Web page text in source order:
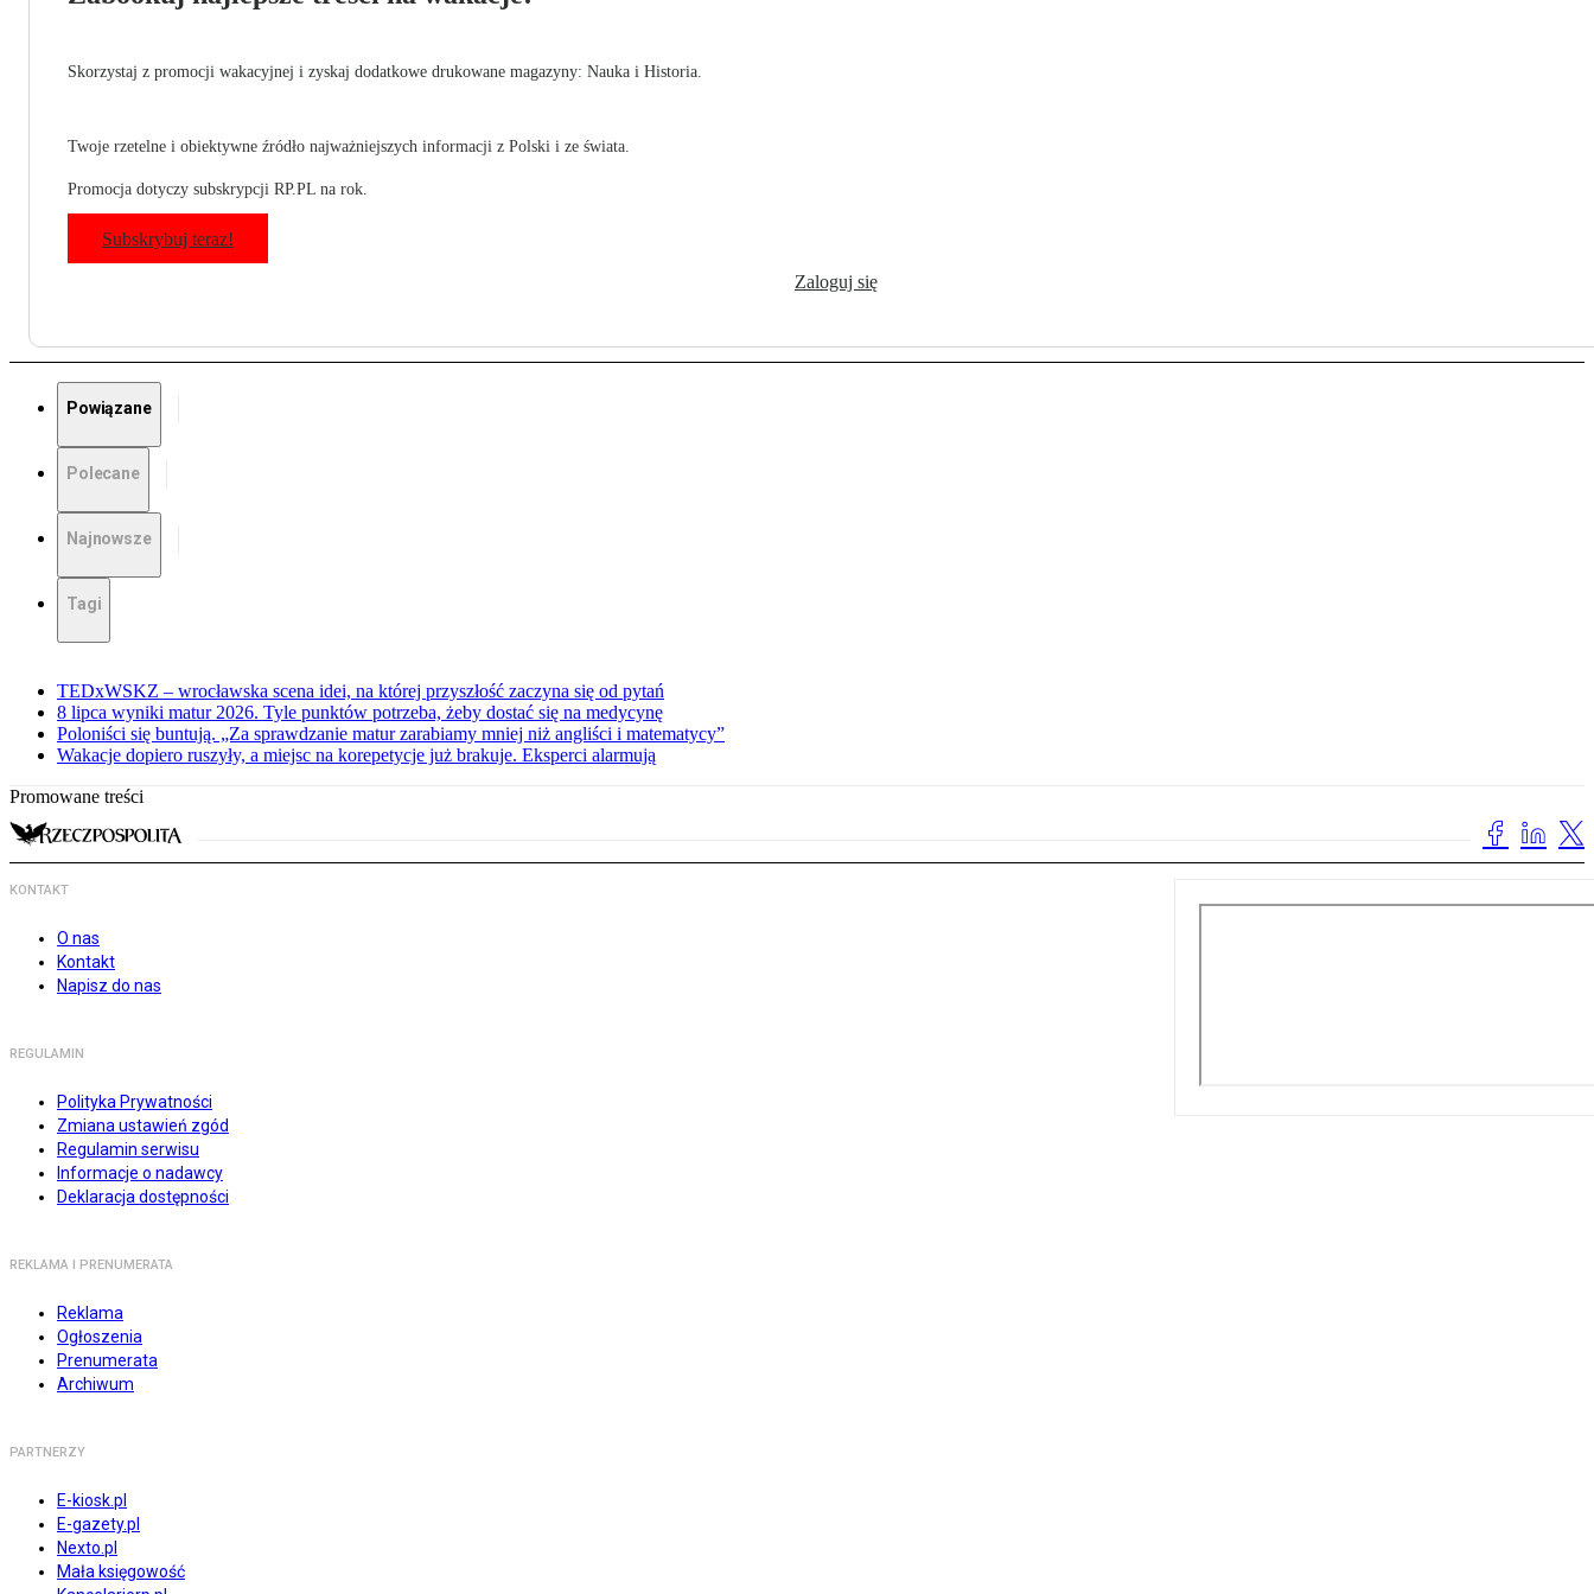
Skorzystaj z promocji wakacyjnej i zyskaj dodatkowe drukowane magazyny: Nauka i Historia.
Twoje rzetelne i obiektywne źródło najważniejszych informacji z Polski i ze świata.
Promocja dotyczy subskrypcji RP.PL na rok.
Subskrybuj teraz!
Zaloguj się
Powiązane
Polecane
Najnowsze
Tagi
TEDxWSKZ – wrocławska scena idei, na której przyszłość zaczyna się od pytań
8 lipca wyniki matur 2026. Tyle punktów potrzeba, żeby dostać się na medycynę
Poloniści się buntują. „Za sprawdzanie matur zarabiamy mniej niż angliści i matematycy”
Wakacje dopiero ruszyły, a miejsc na korepetycje już brakuje. Eksperci alarmują
Promowane treści
KONTAKT
O nas
Kontakt
Napisz do nas
REGULAMIN
Polityka Prywatności
Zmiana ustawień zgód
Regulamin serwisu
Informacje o nadawcy
Deklaracja dostępności
REKLAMA I PRENUMERATA
Reklama
Ogłoszenia
Prenumerata
Archiwum
PARTNERZY
E-kiosk.pl
E-gazety.pl
Nexto.pl
Mała księgowość